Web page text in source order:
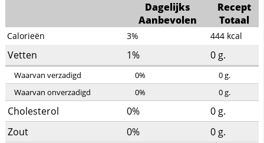
Dagelijks
Aanbevolen
Recept
Totaal
Calorieën 3% 444 kcal
Vetten 1% 0g.
Waarvan verzadigd 0% 0g.
Waarvan onverzadigd
0% 0g.
Cholesterol 0% 0g.
Zout
0% 0g.